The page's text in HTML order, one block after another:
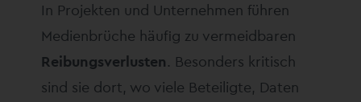
In Projekten und Unternehmen führen
Medienbrüche häufig zu vermeidbaren
Reibungsverlusten. Besonders kritisch
sind sie dort, wo viele Beteiligte, Daten